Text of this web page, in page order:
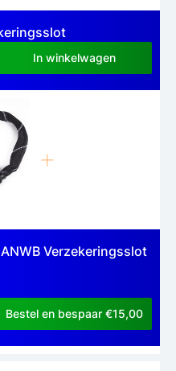
In winkelwagen
Verzekeringsslot
Bestel en bespaar €15,00